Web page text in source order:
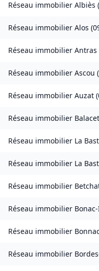
Réseau immobilier Albiès (
Réseau immobilier Alos (
Réseau immobilier Antras
Réseau immobilier Ascou (
Réseau immobilier Auzat (
Réseau immobilier Balacet
Réseau immobilier La
Réseau immobilier La
Réseau immobilier
Réseau immobilier
Réseau immobilier
Réseau immobilier